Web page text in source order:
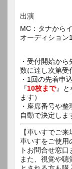
出演
MC：タナから
オーディション
・受付開始か
数に達し次第受
・1回の先着申
『10枚まで』と
ます）
・座席番号や
自動で決定しま
【車いすでご来
車いすをご使用
トお問合せ窓口
また、視覚や